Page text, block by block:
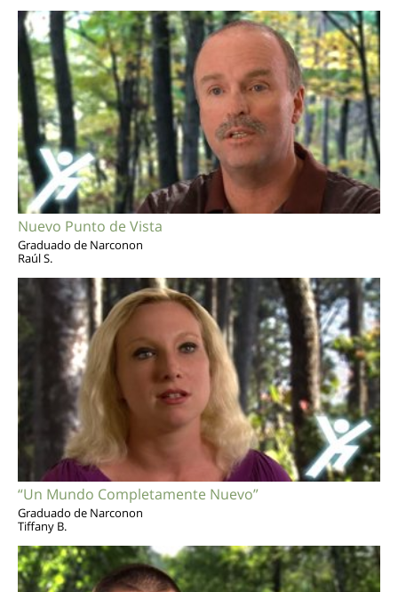
Nuevo Punto de Vista
Graduado de Narconon
Raúl S.
“Un Mundo Completamente Nuevo”
Graduado de Narconon
Tiffany B.